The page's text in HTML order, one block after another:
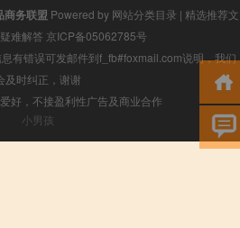
商务联盟 Powered by 网站分类目录 | 精选推荐文
疑难解答 京ICP备05062785号
有错误可发邮件到f_fb#foxmail.com说明，我们
及时纠正，谢谢
好，不接盈利性广告及商业合作
小男孩